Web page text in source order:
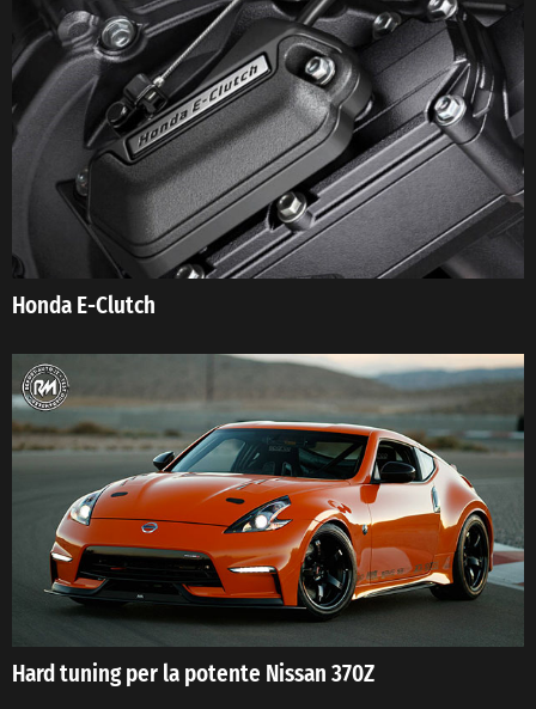
Honda E-Clutch
Hard tuning per la potente Nissan 370Z